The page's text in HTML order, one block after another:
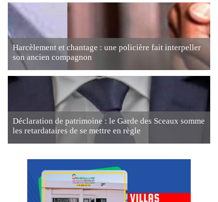
Harcèlement et chantage : une policière fait interpeller
son ancien compagnon
Déclaration de patrimoine : le Garde des Sceaux somme
les retardataires de se mettre en règle